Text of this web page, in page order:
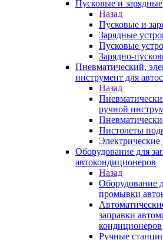
Пусковые и зарядные
Назад
Пусковые и
Зарядные
Пусковые
Зарядно-
Пневматический,
инструмент для
Назад
ручной
Пистолеты
Оборудование для
автокондиционеров
Назад
Оборудование
промывки
заправки
кондиционеров
Ручные